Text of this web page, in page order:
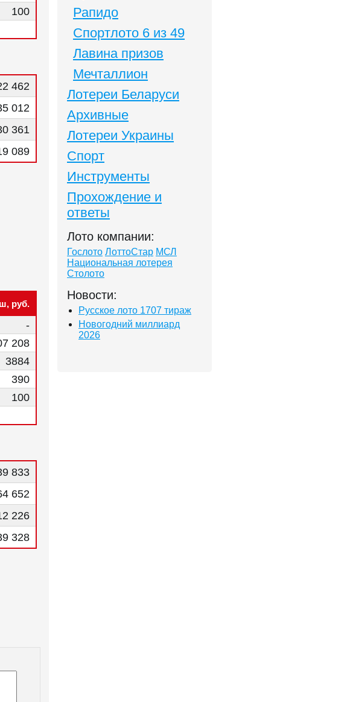
100
462
012
361
089
руб.
-
208
3884
390
100
833
652
226
328
Рапидо
Спортлото 6 из 49
Лавина призов
Мечталлион
Лотереи Беларуси
Архивные
Лотереи Украины
Спорт
Инструменты
Прохождение и
ответы
Лото компании:
Гослото ЛоттоСтар МСЛ
Национальная лотерея
Столото
Новости:
Русское лото 1707 тираж
Новогодний миллиард
2026